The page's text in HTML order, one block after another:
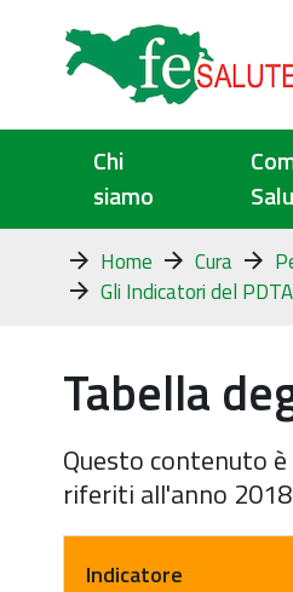
Chi
siamo
Tu
sei
qui:
Home Cura
Gli Indicatori del PDTA
Tabella
Questo contenuto
riferiti all'anno
Indicatore